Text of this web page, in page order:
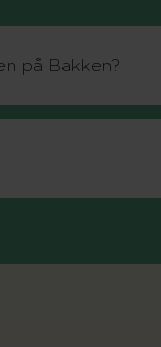
på Bakken?